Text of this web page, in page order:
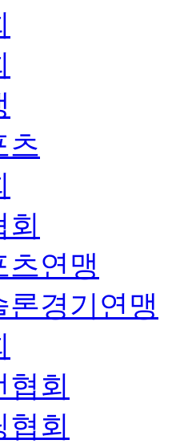
츠
츠연맹
론경기연맹
회
회